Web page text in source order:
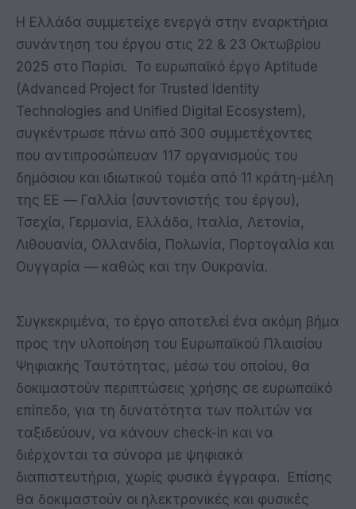
Η Ελλάδα συμμετείχε ενεργά στην εναρκτήρια
συνάντηση του έργου στις 22 & 23 Οκτωβρίου
2025 στο Παρίσι. Το ευρωπαϊκό έργο Aptitude
(Advanced Project for Trusted Identity
Technologies and Unified Digital Ecosystem),
συγκέντρωσε πάνω από 300 συμμετέχοντες
που αντιπροσώπευαν 117 οργανισμούς του
δημόσιου και ιδιωτικού τομέα από 11 κράτη-μέλη
της ΕΕ — Γαλλία (συντονιστής του έργου),
Τσεχία, Γερμανία, Ελλάδα, Ιταλία, Λετονία,
Λιθουανία, Ολλανδία, Πολωνία, Πορτογαλία και
Ουγγαρία — καθώς και την Ουκρανία.
Συγκεκριμένα, το έργο αποτελεί ένα ακόμη βήμα
προς την υλοποίηση του Ευρωπαϊκού Πλαισίου
Ψηφιακής Ταυτότητας, μέσω του οποίου, θα
δοκιμαστούν περιπτώσεις χρήσης σε ευρωπαϊκό
επίπεδο, για τη δυνατότητα των πολιτών να
ταξιδεύουν, να κάνουν check-in και να
διέρχονται τα σύνορα με ψηφιακά
διαπιστευτήρια, χωρίς φυσικά έγγραφα. Επίσης
θα δοκιμαστούν οι ηλεκτρονικές και φυσικές